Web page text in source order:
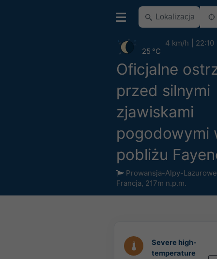
Oficjalne
przed silnymi
zjawiskami
pogodowymi
pobliżu
Prowansja-Alpy-
Francja, 217m n.p.m.
25 °C
4 km/h 22:10
Severe high-
temperature